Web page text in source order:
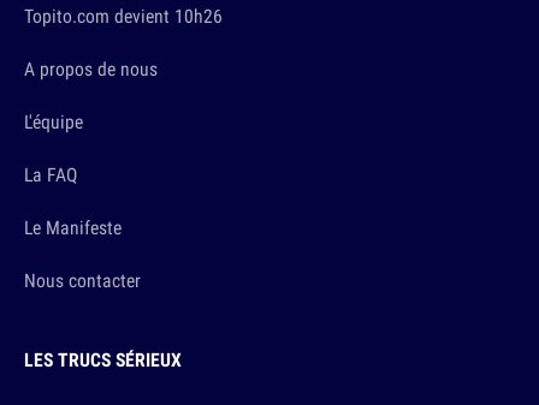
Topito.com devient 10h26
A propos de nous
L'équipe
La FAQ
Le Manifeste
Nous contacter
LES TRUCS SÉRIEUX